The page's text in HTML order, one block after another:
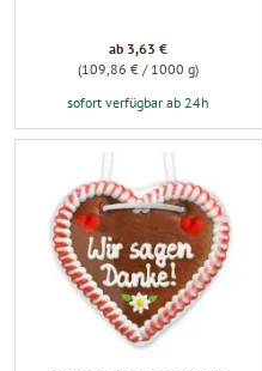
ab 3,63 €
(109,86 € / 1000 g)
sofort verfügbar ab 24h